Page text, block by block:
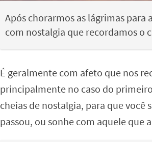
Após chorarmos as lágrimas para
com nostalgia que recordamos o
É geralmente com afeto que nos
principalmente no caso do
cheias de nostalgia, para que você
passou, ou sonhe com aquele que